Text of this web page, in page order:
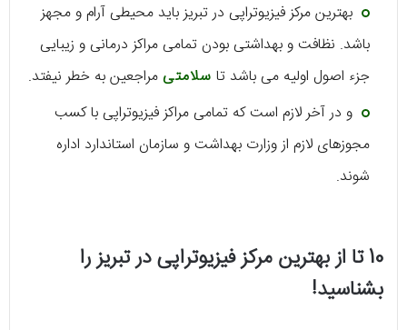
بهترین مرکز فیزیوتراپی در تبریز باید محیطی آرام و مجهز
باشد. نظافت و بهداشتی بودن تمامی مراکز درمانی و زیبایی
جزء اصول اولیه می باشد تا سلامتیمراجعین به خطر نیفتد.
و در آخر لازم است که تمامی مراکز فیزیوتراپی با کسب
مجوزهای لازم از وزارت بهداشت و سازمان استاندارد اداره
شوند.
10 تا از بهترین مرکز فیزیوتراپی در تبریز را
بشناسید!